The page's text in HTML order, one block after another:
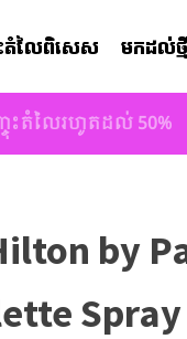
តំលៃពិសេស មកដល់ថ្
ចុះតំលៃរហូតដល់ 50%
by